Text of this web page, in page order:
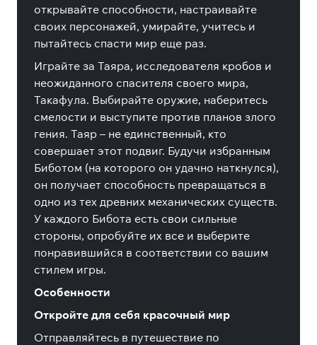
открывайте способности, настраивайте
своих персонажей, умирайте, учитесь и
пытайтесь спасти мир еще раз.
Играйте за Таяра, исследователя кробов и
неожиданного спасителя своего мира,
Такафула. Выбирайте оружие, наберитесь
смелости и выступите против планов злого
гения. Таяр – не единственный, кто
совершает этот подвиг. Будучи избранным
Биботом (на которого он удачно наткнулся),
он получает способность превращаться в
одно из тех древних механических существ.
У каждого Бибота есть свои сильные
стороны, опробуйте их все и выберите
понравившийся в соответствии со вашим
стилем игры.
Особенности
Откройте для себя красочный мир
Отправляйтесь в путешествие по